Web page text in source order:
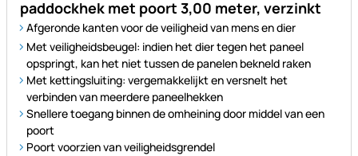
paddockhek met poort 3,00 meter, verzinkt
Afgeronde kanten voor de veiligheid van mens en dier
Met veiligheidsbeugel: indien het dier tegen het paneel
opspringt, kan het niet tussen de panelen bekneld raken
Met kettingsluiting: vergemakkelijkt en versnelt het
verbinden van meerdere paneelhekken
Snellere toegang binnen de omheining door middel van een
poort
Poort voorzien van veiligheidsgrendel